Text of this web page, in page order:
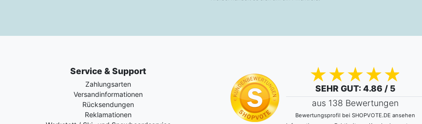
Service & Support
Zahlungsarten
Versandinformationen
Rücksendungen
Reklamationen
SEHR GUT: 4.86 / 5
aus 138 Bewertungen
Bewertungsprofil bei SHOPVOTE.DE ansehen